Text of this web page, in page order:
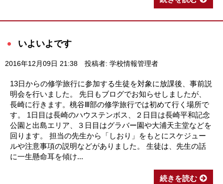
いよいよです
2016年12月09日 21:38 投稿者: 学校情報管理者
13日からの修学旅行に参加する生徒を対象に放課後、事前説
明会を行いました。 先日もブログでお知らせしましたが、
長崎に行きます。桃谷Ⅲ部の修学旅行では初めて行く場所で
す。 1日目は長崎のハウステンボス、２日目は長崎平和記念
公園と出島エリア、３日目はグラバー園や大浦天主堂などを
回ります。 担当の先生から「しおり」をもとにスケジュー
ルや注意事項の説明などがありました。 生徒は、先生の話
に一生懸命耳を傾け...
続きを読む